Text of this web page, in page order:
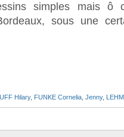
simples mais ô
sous une
Hilary, FUNKE Cornelia Jenny,